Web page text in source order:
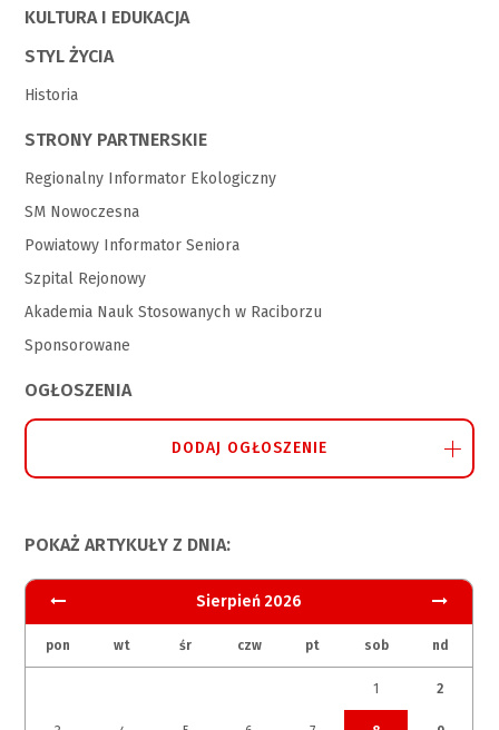
KULTURA I EDUKACJA
STYL ŻYCIA
Historia
STRONY PARTNERSKIE
Regionalny Informator Ekologiczny
SM Nowoczesna
Powiatowy Informator Seniora
Szpital Rejonowy
Akademia Nauk Stosowanych w Raciborzu
Sponsorowane
OGŁOSZENIA
DODAJ OGŁOSZENIE
POKAŻ ARTYKUŁY Z DNIA:
Sierpień 2026
pon wt śr czw pt sob nd
1 2